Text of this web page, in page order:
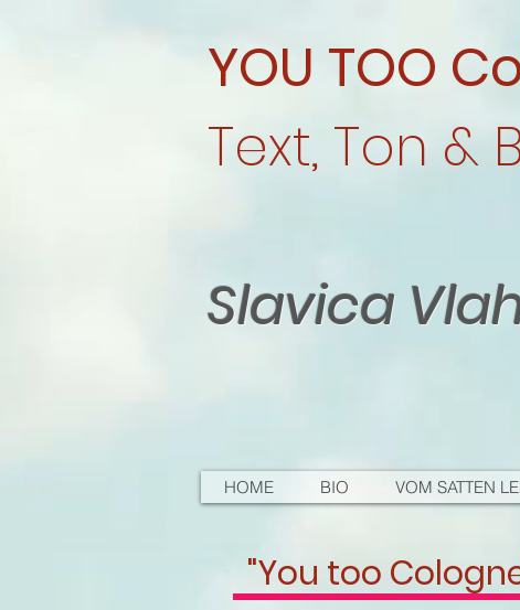
YOU TOO
Text, Ton &
Slavica
HOME BIO VOM SATTEN
"You too